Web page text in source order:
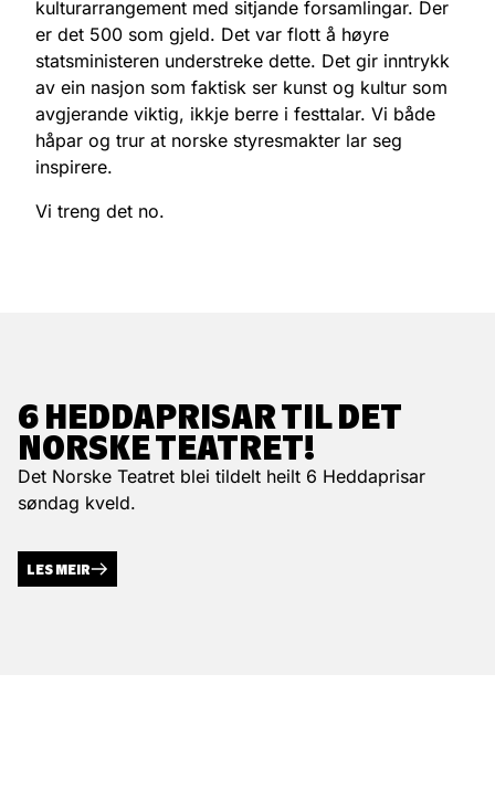
kulturarrangement med sitjande forsamlingar. Der
er det 500 som gjeld. Det var flott å høyre
statsministeren understreke dette. Det gir inntrykk
av ein nasjon som faktisk ser kunst og kultur som
avgjerande viktig, ikkje berre i festtalar. Vi både
håpar og trur at norske styresmakter lar seg
inspirere.
Vi treng det no.
6 HEDDAPRISAR TIL DET
NORSKE TEATRET!
Det Norske Teatret blei tildelt heilt 6 Heddaprisar
søndag kveld.
LES MEIR